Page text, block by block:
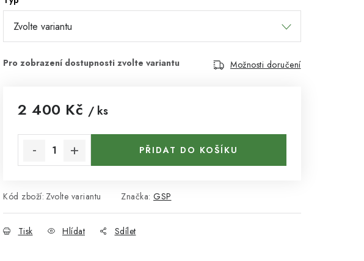
Možnosti doručení
2 400 Kč / ks
PŘIDAT DO KOŠÍKU
Kód zboží: Zvolte variantu Značka: GSP
Tisk Hlídat Sdílet